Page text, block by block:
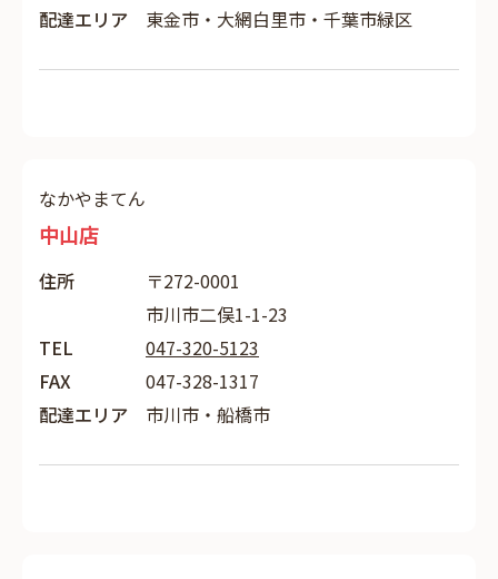
配達エリア 東金市・大網白里市・千葉市緑区
なかやまてん
中山店
住所
〒272-0001
市川市二俣1-1-23
TEL
047-320-5123
FAX
047-328-1317
配達エリア
市川市・船橋市